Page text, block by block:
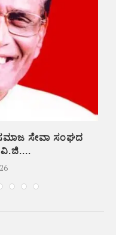
ಸೇವಾ ಸಂಘದ